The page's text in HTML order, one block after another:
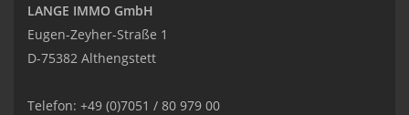
LANGE IMMO GmbH
Eugen-Zeyher-Straße 1
D-75382 Althengstett
Telefon: +49 (0)7051 / 80 979 00